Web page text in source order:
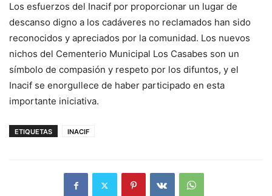
Los esfuerzos del Inacif por proporcionar un lugar de
descanso digno a los cadáveres no reclamados han sido
reconocidos y apreciados por la comunidad. Los nuevos
nichos del Cementerio Municipal Los Casabes son un
símbolo de compasión y respeto por los difuntos, y el
Inacif se enorgullece de haber participado en esta
importante iniciativa.
ETIQUETAS INACIF